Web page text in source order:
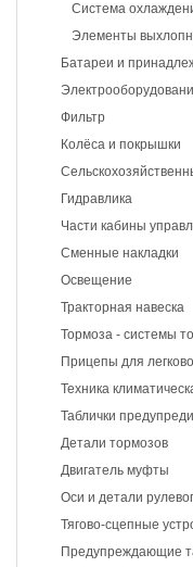
Система
Элементы
Батареи и
Фильтр
Колёса и покрышки
Гидравлика
Части кабины
Сменные накладки
Освещение
Тракторная навеска
Тормоза - системы
Прицепы для
Техника
Таблички
Детали тормозов
Двигатель муфты
Оси и детали
Тягово-сцепные
Предупреждающие